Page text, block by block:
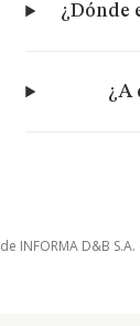
¿Dónde
¿A
INFORMA D&B